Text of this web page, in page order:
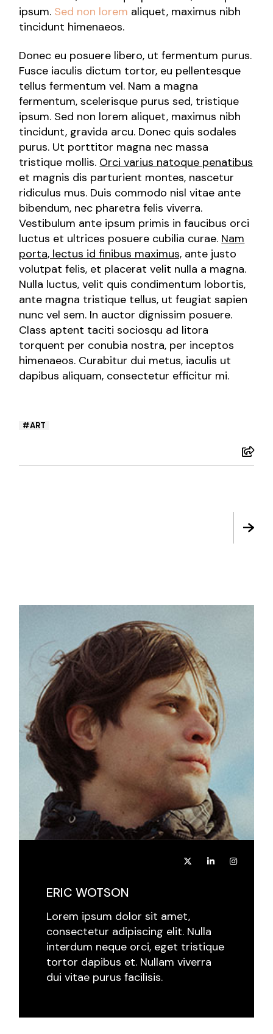
ipsum. Sed non lorem aliquet, maximus nibh
tincidunt himenaeos.
Donec eu posuere libero, ut fermentum purus.
Fusce iaculis dictum tortor, eu pellentesque
tellus fermentum vel. Nam a magna
fermentum, scelerisque purus sed, tristique
ipsum. Sed non lorem aliquet, maximus nibh
tincidunt, gravida arcu. Donec quis sodales
purus. Ut porttitor magna nec massa
tristique mollis. Orci varius natoque penatibus
et magnis dis parturient montes, nascetur
ridiculus mus. Duis commodo nisl vitae ante
bibendum, nec pharetra felis viverra.
Vestibulum ante ipsum primis in faucibus orci
luctus et ultrices posuere cubilia curae. Nam
porta, lectus id finibus maximus, ante justo
volutpat felis, et placerat velit nulla a magna.
Nulla luctus, velit quis condimentum lobortis,
ante magna tristique tellus, ut feugiat sapien
nunc vel sem. In auctor dignissim posuere.
Class aptent taciti sociosqu ad litora
torquent per conubia nostra, per inceptos
himenaeos. Curabitur dui metus, iaculis ut
dapibus aliquam, consectetur efficitur mi.
ART
ERIC WOTSON
Lorem ipsum dolor sit amet,
consectetur adipiscing elit. Nulla
interdum neque orci, eget tristique
tortor dapibus et. Nullam viverra
dui vitae purus facilisis.